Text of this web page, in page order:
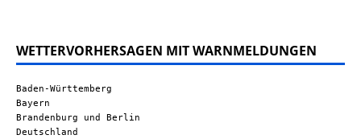
WETTERVORHERSAGEN MIT WARNMELDUNGEN
Baden-Württemberg
Bayern
Brandenburg und Berlin
Deutschland